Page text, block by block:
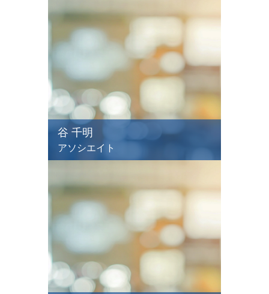
谷 千明
アソシエイト